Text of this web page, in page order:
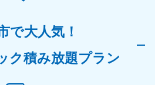
で大人気！
ク積み放題プラン